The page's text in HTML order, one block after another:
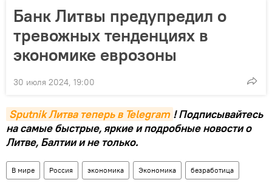
Банк Литвы предупредил о
тревожных тенденциях в
экономике еврозоны
30 июля 2024, 19:00
Sputnik Литва теперь в Telegram ! Подписывайтесь
на самые быстрые, яркие и подробные новости о
Литве, Балтии и не только.
В мире Россия экономика Экономика безработица